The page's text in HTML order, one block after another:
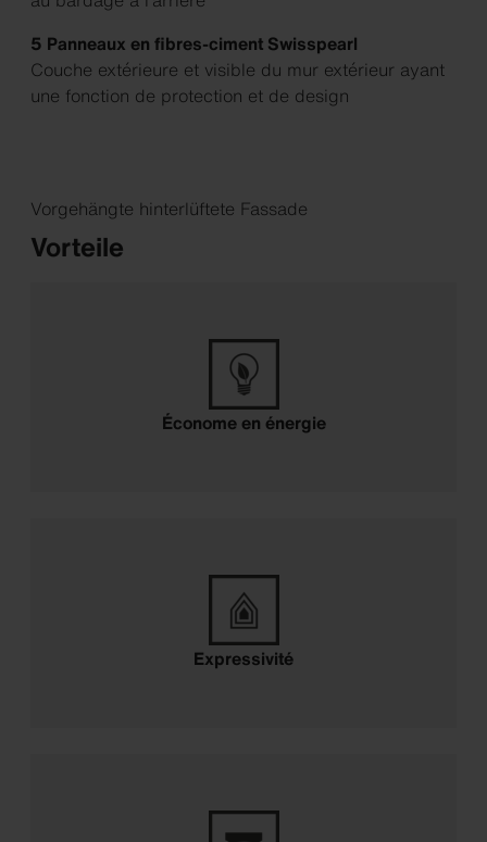
5 Panneaux en fibres-ciment Swisspearl
Couche extérieure et visible du mur extérieur ayant
une fonction de protection et de design
Vorgehängte hinterlüftete Fassade
Vorteile
Économe en énergie
Expressivité